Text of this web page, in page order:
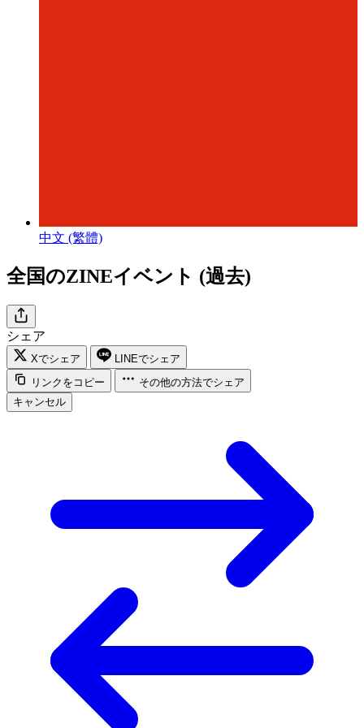
中文 (繁體)
全国のZINEイベント (過去)
シェア
Xでシェア
LINEでシェア
リンクをコピー
その他の方法でシェア
キャンセル